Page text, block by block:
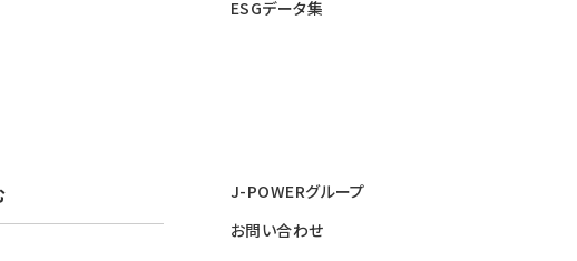
ESGデータ集
J-POWERグループ
お問い合わせ